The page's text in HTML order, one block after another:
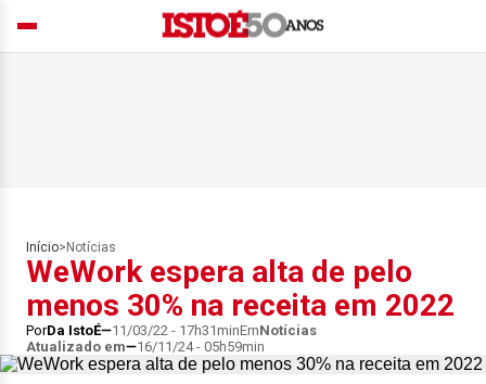
Início> Notícias
WeWork espera alta de pelo
menos 30% na receita em 2022
PorDa IstoÉ 11/03/22 - 17h31minEmNotícias
Atualizado em
16/11/24 - 05h59min